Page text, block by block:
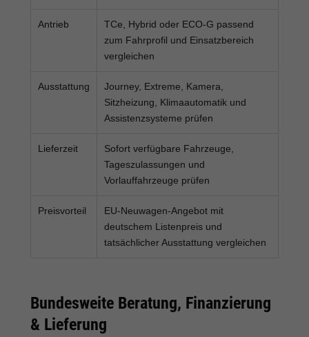
Antrieb
TCe, Hybrid oder ECO-G passend
zum Fahrprofil und Einsatzbereich
vergleichen
Ausstattung
Journey, Extreme, Kamera,
Sitzheizung, Klimaautomatik und
Assistenzsysteme prüfen
Lieferzeit
Sofort verfügbare Fahrzeuge,
Tageszulassungen und
Vorlauffahrzeuge prüfen
Preisvorteil
EU-Neuwagen-Angebot mit
deutschem Listenpreis und
tatsächlicher Ausstattung vergleichen
Bundesweite Beratung, Finanzierung
& Lieferung